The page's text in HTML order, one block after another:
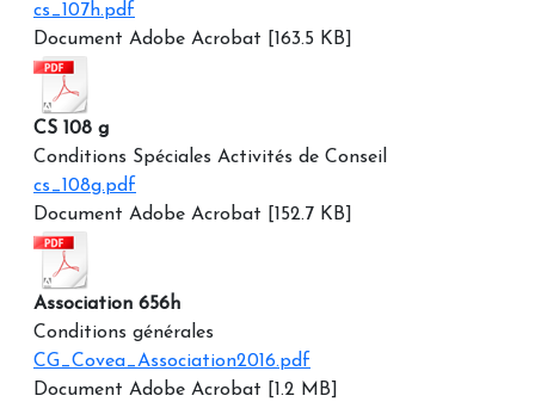
cs_107h.pdf
Document Adobe Acrobat [163.5 KB]
CS 108 g
Conditions Spéciales Activités de Conseil
cs_108g.pdf
Document Adobe Acrobat [152.7 KB]
Association 656h
Conditions générales
CG_Covea_Association2016.pdf
Document Adobe Acrobat [1.2 MB]